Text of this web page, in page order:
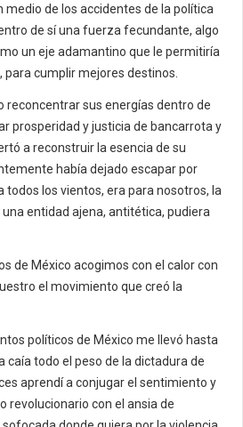
medio de los accidentes de la política
de sí una fuerza fecundante, algo
un eje adamantino que le permitiría
cumplir mejores destinos.
reconcentrar sus energías dentro de
prosperidad y justicia de bancarrota y
a reconstruir la esencia de su
había dejado escapar por
todos los vientos, era para nosotros, la
entidad ajena, antitética, pudiera
de México acogimos con el calor con
el movimiento que creó la
políticos de México me llevó hasta
caía todo el peso de la dictadura de
aprendí a conjugar el sentimiento y
revolucionario con el ansia de